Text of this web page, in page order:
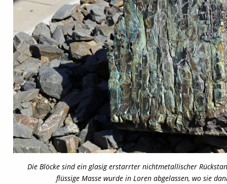
Die Blöcke sind ein glasig erstarrter nichtmetallischer
flüssige Masse wurde in Loren abgelassen, wo sie